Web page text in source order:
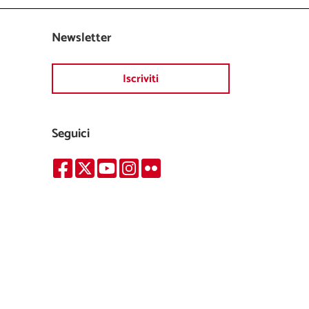
Newsletter
Iscriviti
Seguici